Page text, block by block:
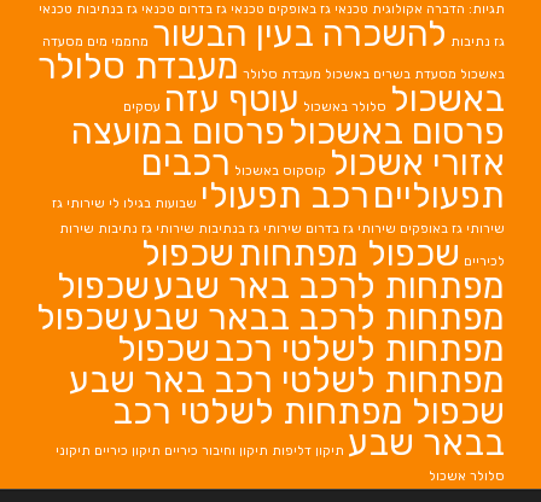
תגיות: הדברה אקולוגית טכנאי גז באופקים טכנאי גז בדרום טכנאי גז בנתיבות טכנאי
גז נתיבות להשכרה בעין הבשור מחממי מים מסעדה
באשכול מסעדת בשרים באשכול מעבדת סלולר מעבדת סלולר
באשכול סלולר באשכול עוטף עזה עסקים
פרסום באשכול פרסום במועצה
אזורי אשכול קוסקוס באשכול רכבים
תפעוליים רכב תפעולי שבועות בגילו לי שירותי גז
שירותי גז באופקים שירותי גז בדרום שירותי גז בנתיבות שירותי גז נתיבות שירות
לכיריים שכפול מפתחות שכפול
מפתחות לרכב באר שבעשכפול
מפתחות לרכב בבאר שבעשכפול
מפתחות לשלטי רכב שכפול
מפתחות לשלטי רכב באר שבע
שכפול מפתחות לשלטי רכב
בבאר שבע תיקון דליפות תיקון וחיבור כיריים תיקון כיריים תיקוני
סלולר אשכול